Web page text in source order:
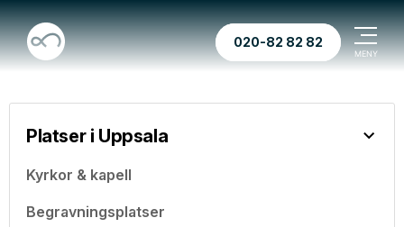
020-82 82 82
Platser i Uppsala
Kyrkor & kapell
Begravningsplatser